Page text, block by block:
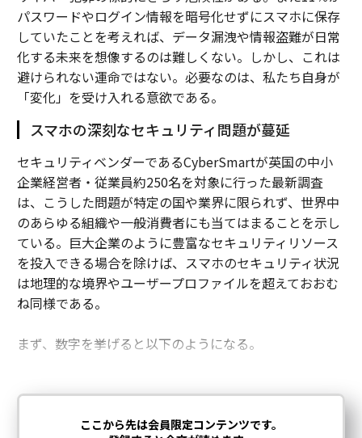
パスワードやログイン情報を暗号化せずにスマホに保存
していたことを考えれば、データ漏洩や情報盗難が日常
化する未来を想像するのは難しくない。しかし、これは
避けられない運命ではない。必要なのは、私たち自身が
「変化」を受け入れる意欲である。
スマホの深刻なセキュリティ問題が蔓延
セキュリティベンダーであるCyberSmartが英国の中小
企業経営者・従業員約250名を対象に行った最新調査
は、こうした問題が特定の国や業界に限られず、世界中
のあらゆる組織や一般消費者にも当てはまることを示し
ている。巨大企業のように豊富なセキュリティリソース
を投入できる場合を除けば、スマホのセキュリティ状況
は地理的な境界やユーザープロファイルを超えておおむ
ね同様である。
まず、数字を挙げると以下のようになる。